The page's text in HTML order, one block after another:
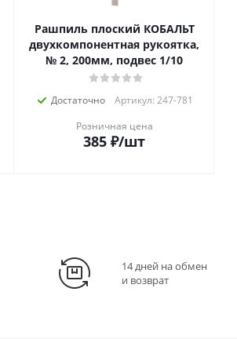
Рашпиль плоский КОБАЛЬТ
двухкомпонентная рукоятка,
№ 2, 200мм, подвес 1/10
Достаточно
Артикул: 247-781
Розничная цена
385 ₽/шт
14 дней на обмен
и возврат